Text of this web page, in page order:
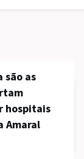
são as
hospitais
Amaral